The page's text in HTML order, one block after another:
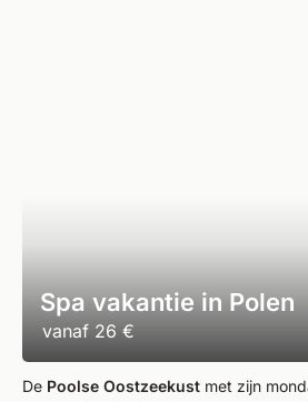
Spa vakantie in Polen
vanaf 26 €
De Poolse Oostzeekust met zijn